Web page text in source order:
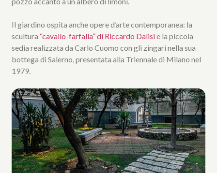
Il giardino ospita anche opere d’arte contemporanea: la
scultura “cavallo-farfalla” di Riccardo Dalisie la piccola
sedia realizzata da Carlo Cuomo con gli zingari nella sua
bottega di Salerno, presentata alla Triennale di Milano nel
1979.